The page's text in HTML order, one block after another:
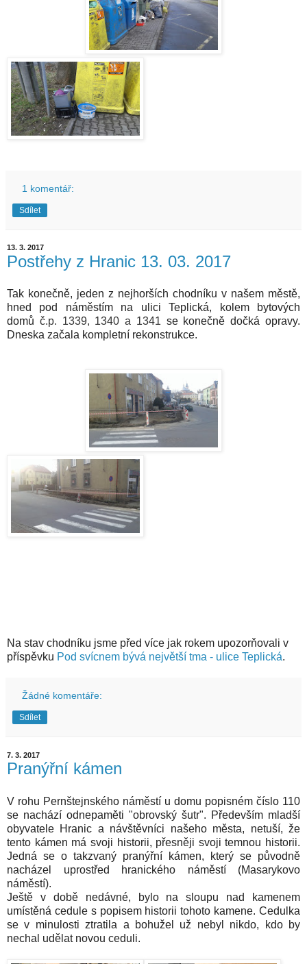
1 komentář:
Sdílet
13. 3. 2017
Postřehy z Hranic 13. 03. 2017
Tak konečně, jeden z nejhorších chodníku v našem městě,
hned pod náměstím na ulici Teplická, kolem bytových
domů č.p. 1339, 1340 a 1341 se konečně dočká opravy.
Dneska začala kompletní rekonstrukce.
Na stav chodníku jsme před více jak rokem upozorňovali v
příspěvku Pod svícnem bývá největší tma - ulice Teplická.
Žádné komentáře:
Sdílet
7. 3. 2017
Pranýřní kámen
V rohu Pernštejnského náměstí u domu popisném číslo 110
se nachází odnepaměti "obrovský šutr". Především mladší
obyvatele Hranic a návštěvníci našeho města, netuší, že
tento kámen má svoji historii, přesněji svoji temnou historii.
Jedná se o takzvaný pranýřní kámen, který se původně
nacházel uprostřed hranického náměstí (Masarykovo
náměstí).
Ještě v době nedávné, bylo na sloupu nad kamenem
umístěná cedule s popisem historii tohoto kamene. Cedulka
se v minulosti ztratila a bohužel už nebyl nikdo, kdo by
nechal udělat novou ceduli.